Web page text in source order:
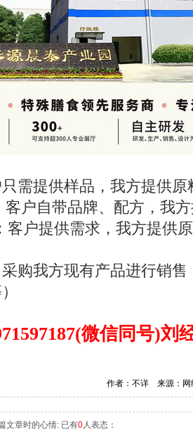
需提供样品，我方提供
客户自带品牌、配方，我
客户提供需求，我方提供
购我方现有产品进行销
微信同号)刘
作者：不详 来源：
文章时的心情: 已有0人表态：